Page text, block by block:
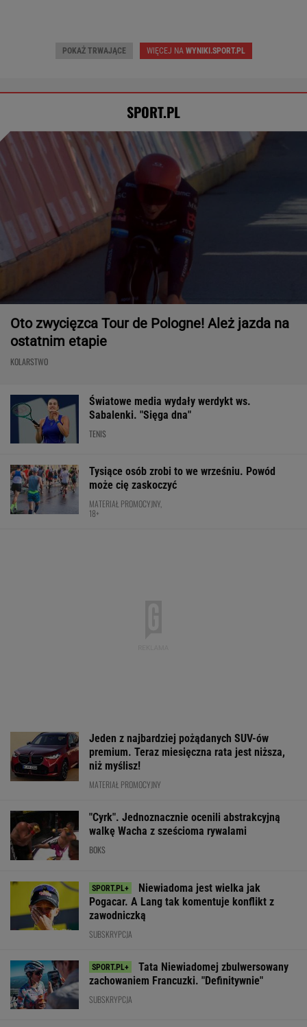
POKAŻ TRWAJĄCE WIĘCEJ NAWYNIKI.SPORT.PL
SPORT.PL
Oto zwycięzca Tour de Pologne! Ależ jazda na
ostatnim etapie
KOLARSTWO
Światowe media wydały werdykt ws.
Sabalenki. "Sięga dna"
TENIS
Tysiące osób zrobi to we wrześniu. Powód
może cię zaskoczyć
MATERIAŁ PROMOCYJNY,
18+
Jeden z najbardziej pożądanych SUV-ów
premium. Teraz miesięczna rata jest niższa,
niż myślisz!
MATERIAŁ PROMOCYJNY
"Cyrk". Jednoznacznie ocenili abstrakcyjną
walkę Wacha z sześcioma rywalami
BOKS
Niewiadoma jest wielka jak
Pogacar. A Lang tak komentuje konflikt z
zawodniczką
SUBSKRYPCJA
Tata Niewiadomej zbulwersowany
zachowaniem Francuzki. "Definitywnie"
SUBSKRYPCJA